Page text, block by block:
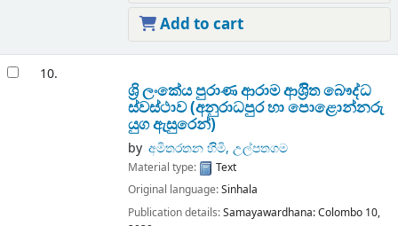
Add to cart
10.
ශ්‍රි ලංකේය පුරාණ ආරාම ආශ්‍රිිත බෞද්ධ
ස්වස්ථාව (අනුරාධපුර හා පොළොන්නරු
යුග ඇසුරෙන්)
by අමිතරතන හිිමි, උල්පතගම
Material type:
Text
Original language:Sinhala
Publication details:Samayawardhana:Colombo 10,